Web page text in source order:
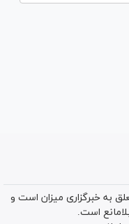
به خبرگزاری میزان است و
است.